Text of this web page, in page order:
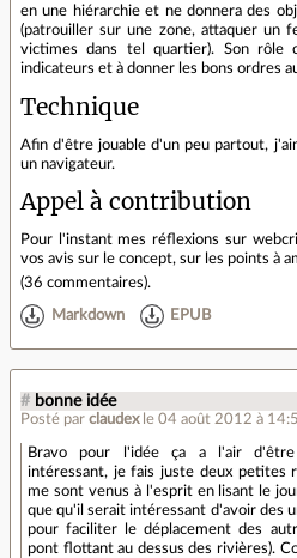
en une hiérarchie et ne donnera des
(patrouiller sur une zone, attaquer un
victimes dans tel quartier). Son rôle
indicateurs et à donner les bons ordres
Technique
Afin d'être jouable d'un peu partout,
un navigateur.
Appel à contribution
Pour l'instant mes réflexions sur
vos avis sur le concept, sur les points à
(36 commentaires).
Markdown EPUB
# bonne idée
Posté par claudex le 04 août 2012 à
Bravo pour l'idée ça a l'air
intéressant, je fais juste deux petites
me sont venus à l'esprit en lisant le
que qu'il serait intéressant d'avoir des
pour faciliter le déplacement des
pont flottant au dessus des rivières).